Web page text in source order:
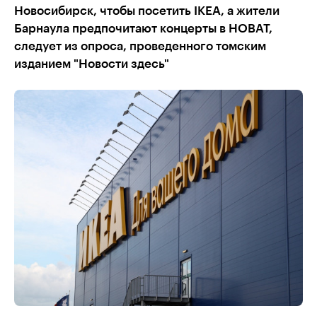
Новосибирск, чтобы посетить IKEA, а жители
Барнаула предпочитают концерты в НОВАТ,
следует из опроса, проведенного томским
изданием "Новости здесь"